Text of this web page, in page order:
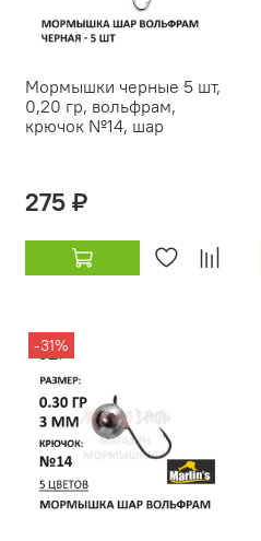
Мормышки черные 5 шт,
0,20 гр, вольфрам,
крючок №14, шар
275 ₽
-31%